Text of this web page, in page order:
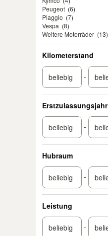
Peugeot (6)
Piaggio (7)
Vespa (8)
Weitere Motorräder (13)
Kilometerstand
-
Erstzulassungsjahr
-
Hubraum
-
Leistung
-